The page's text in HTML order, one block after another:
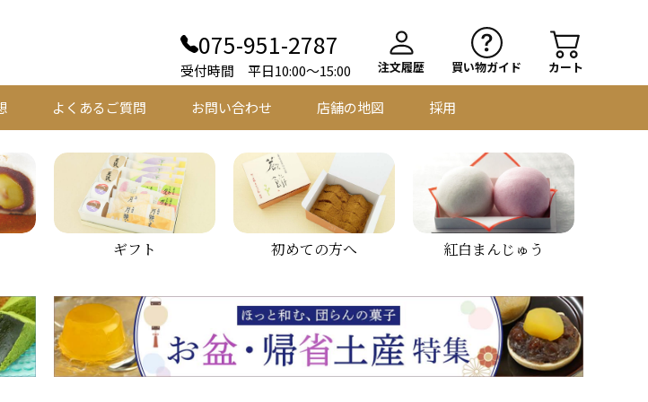
075-951-2787
受付時間 平日10:00～15:00 注文履歴 買い物ガイド カート
よくあるご質問 お問い合わせ 店舗の地図 採用
ギフト 初めての方へ 紅白まんじゅう